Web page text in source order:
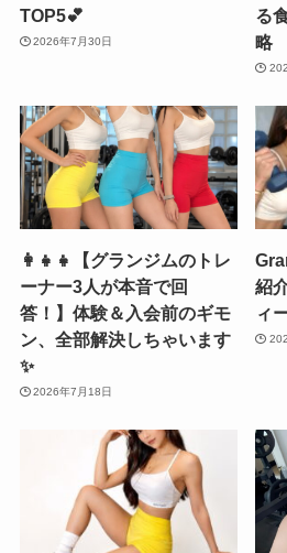
TOP5💕
2026年7月30日
る
略
👩‍👧‍👧【グランジムのトレ
ーナー3人が本音で回
答！】体験＆入会前のギモ
ン、全部解決しちゃいます
✨
2026年7月18日
紹
ィ